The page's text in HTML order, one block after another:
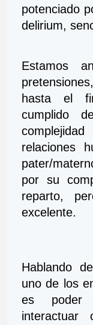
potenciado
delirium,
Estamos
hasta el
cumplido
relaciones
pater/
por su
reparto,
excelente.
Hablando
uno de los
es poder